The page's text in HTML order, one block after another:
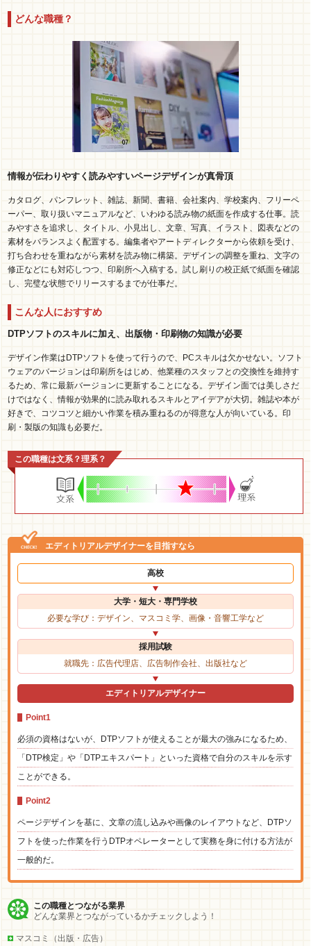
どんな職種？
情報が伝わりやすく読みやすいページデザインが真骨頂
カタログ、パンフレット、雑誌、新聞、書籍、会社案内、学校案内、フリーペ
ーパー、取り扱いマニュアルなど、いわゆる読み物の紙面を作成する仕事。読
みやすさを追求し、タイトル、小見出し、文章、写真、イラスト、図表などの
素材をバランスよく配置する。編集者やアートディレクターから依頼を受け、
打ち合わせを重ねながら素材を読み物に構築。デザインの調整を重ね、文字の
修正などにも対応しつつ、印刷所へ入稿する。試し刷りの校正紙で紙面を確認
し、完璧な状態でリリースするまでが仕事だ。
こんな人におすすめ
DTPソフトのスキルに加え、出版物・印刷物の知識が必要
デザイン作業はDTPソフトを使って行うので、PCスキルは欠かせない。ソフト
ウェアのバージョンは印刷所をはじめ、他業種のスタッフとの交換性を維持す
るため、常に最新バージョンに更新することになる。デザイン面では美しさだ
けではなく、情報が効果的に読み取れるスキルとアイデアが大切。雑誌や本が
好きで、コツコツと細かい作業を積み重ねるのが得意な人が向いている。印
刷・製版の知識も必要だ。
この職種は文系？理系？
エディトリアルデザイナーを目指すなら
高校
大学・短大・専門学校
必要な学び：デザイン、マスコミ学、画像・音響工学など
採用試験
就職先：広告代理店、広告制作会社、出版社など
エディトリアルデザイナー
Point1
必須の資格はないが、DTPソフトが使えることが最大の強みになるため、
「DTP検定」や「DTPエキスパート」といった資格で自分のスキルを示す
ことができる。
Point2
ページデザインを基に、文章の流し込みや画像のレイアウトなど、DTPソ
フトを使った作業を行うDTPオペレーターとして実務を身に付ける方法が
一般的だ。
この職種とつながる業界
どんな業界とつながっているかチェックしよう！
マスコミ（出版・広告）